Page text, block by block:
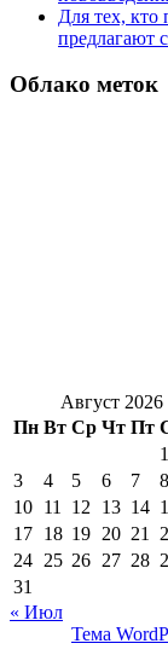
Для тех, кто
предлагают
Облако меток
Август 2026
Пн Вт Ср Чт Пт
1
3
4 5 6 7 8
10 11 12 13 14
17 18 19 20 21
24 25 26 27 28
31
« Июл
Тема